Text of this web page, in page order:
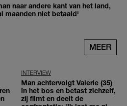
naar andere kant van het land,
maanden niet betaald'
MEER
INTERVIEW
Man achtervolgt Valerie (35)
in het bos en betast zichzelf,
zij filmt en deelt de